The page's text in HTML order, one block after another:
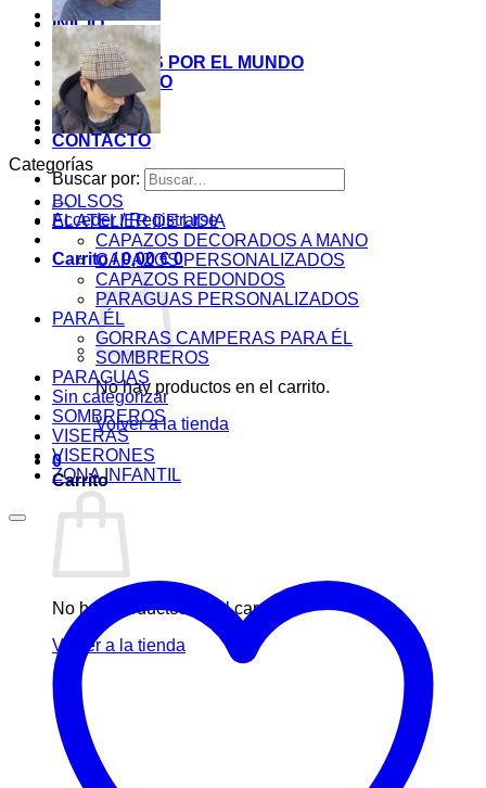
INICIO
TIENDA
MIS COSITAS POR EL MUNDO
EL COMIENZO
BLOG
PAGOS
CONTACTO
Buscar por:
Acceder / Registrarse
Carrito /0,00€ 0
No hay productos en el carrito.
Volver a la tienda
0
Carrito
No hay productos en el carrito.
Volver a la tienda
Categorías
BOLSOS
EL ATELIER DE LIDIA
CAPAZOS DECORADOS A MANO
CAPAZOS PERSONALIZADOS
CAPAZOS REDONDOS
PARAGUAS PERSONALIZADOS
PARA ÉL
GORRAS CAMPERAS PARA ÉL
SOMBREROS
PARAGUAS
Sin categorizar
SOMBREROS
VISERAS
VISERONES
ZONA INFANTIL